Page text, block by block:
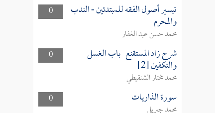
0
تيسير أصول الفقه للمبتدئين - الندب
والمحرم
محمد حسن عبد الغفار
0
شرح زاد المستقنع_باب الغسل
والتكفين [2]
محمد مختار الشنقيطي
0
سورة الذاريات